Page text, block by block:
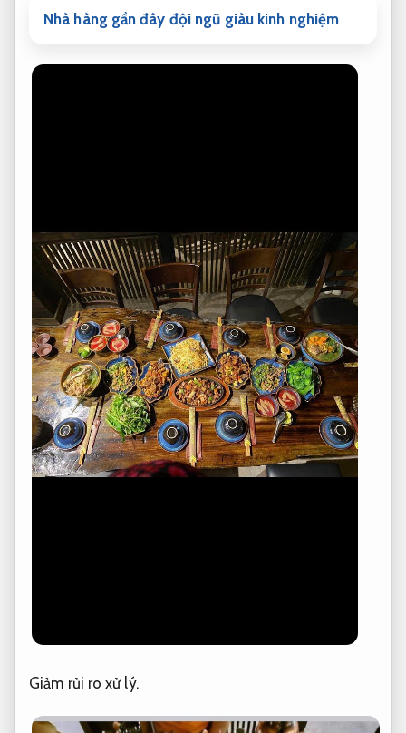
Nhà hàng gần đây đội ngũ giàu kinh nghiệm
Giảm rủi ro xử lý.